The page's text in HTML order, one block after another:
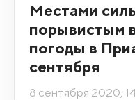
Местами
порывистым
погоды в
сентября
8 сентября 2020,